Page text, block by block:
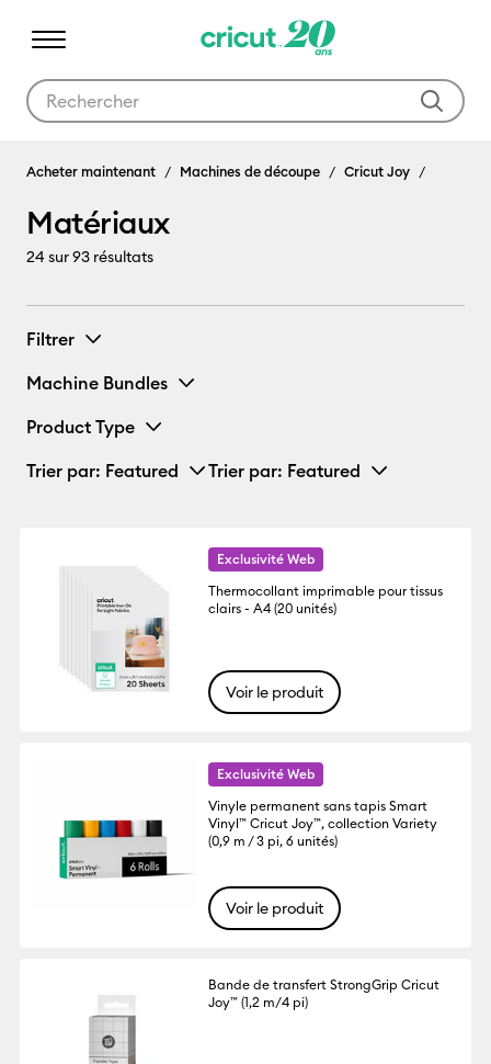
Matériaux
Acheter maintenant Machines de découpe Cricut Joy
Matériaux
24sur 93 résultats
Filtrer
Machine Bundles
Product Type
Trier par: Featured Trier par: Featured
Exclusivité Web
Thermocollant imprimable pour tissus
clairs - A4 (20 unités)
Voir le produit
Exclusivité Web
Vinyle permanent sans tapis Smart
Vinyl™ Cricut Joy™, collection Variety
(0,9 m / 3 pi, 6 unités)
Voir le produit
Bande de transfert StrongGrip Cricut
Joy™ (1,2 m/4 pi)